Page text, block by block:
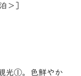
＞］
光①。色鮮やか